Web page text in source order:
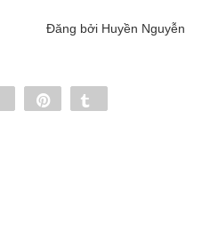
Đăng bởi Huyền Nguyễn
Share